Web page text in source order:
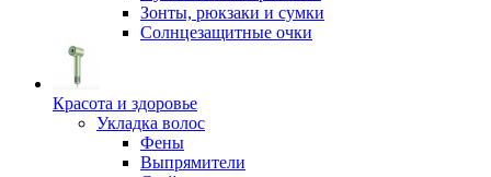
Зонты, рюкзаки и сумки
Солнцезащитные очки
Красота и здоровье
Укладка волос
Фены
Выпрямители